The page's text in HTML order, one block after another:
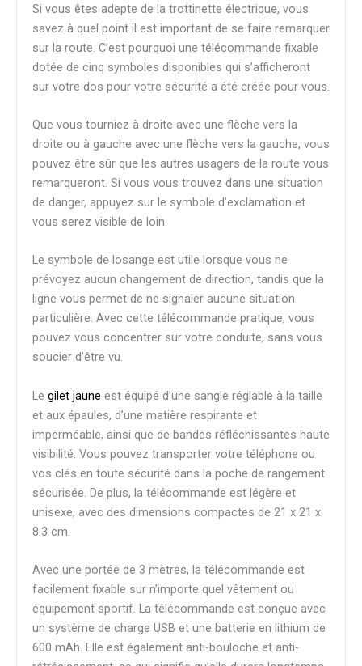
Si vous êtes adepte de la trottinette électrique, vous
savez à quel point il est important de se faire remarquer
sur la route. C’est pourquoi une télécommande fixable
dotée de cinq symboles disponibles qui s’afficheront
sur votre dos pour votre sécurité a été créée pour vous.
Que vous tourniez à droite avec une flèche vers la
droite ou à gauche avec une flèche vers la gauche, vous
pouvez être sûr que les autres usagers de la route vous
remarqueront. Si vous vous trouvez dans une situation
de danger, appuyez sur le symbole d’exclamation et
vous serez visible de loin.
Le symbole de losange est utile lorsque vous ne
prévoyez aucun changement de direction, tandis que la
ligne vous permet de ne signaler aucune situation
particulière. Avec cette télécommande pratique, vous
pouvez vous concentrer sur votre conduite, sans vous
soucier d’être vu.
Le gilet jaune est équipé d’une sangle réglable à la taille
et aux épaules, d’une matière respirante et
imperméable, ainsi que de bandes réfléchissantes haute
visibilité. Vous pouvez transporter votre téléphone ou
vos clés en toute sécurité dans la poche de rangement
sécurisée. De plus, la télécommande est légère et
unisexe, avec des dimensions compactes de 21 x 21 x
8.3 cm.
Avec une portée de 3 mètres, la télécommande est
facilement fixable sur n’importe quel vêtement ou
équipement sportif. La télécommande est conçue avec
un système de charge USB et une batterie en lithium de
600 mAh. Elle est également anti-bouloche et anti-